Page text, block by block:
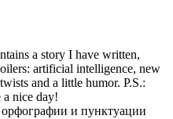
a story I have written,
artificial intelligence, new
and a little humor. P.S.:
a nice day!
и пунктуации